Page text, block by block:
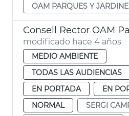
OAM PARQUES Y
Consell Rector OAM
modificado hace 4 años
MEDIO AMBIENTE
TODAS LAS AUDIENCIAS
EN PORTADA
EN
NORMAL
SERGI